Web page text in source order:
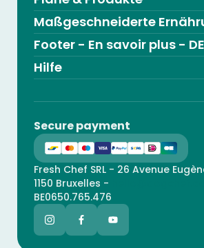
Maßgeschneiderte
Footer - En savoir plus - DE
Hilfe
Secure payment
Fresh Chef SRL - 26 Avenue
1150 Bruxelles -
BE0650.765.476